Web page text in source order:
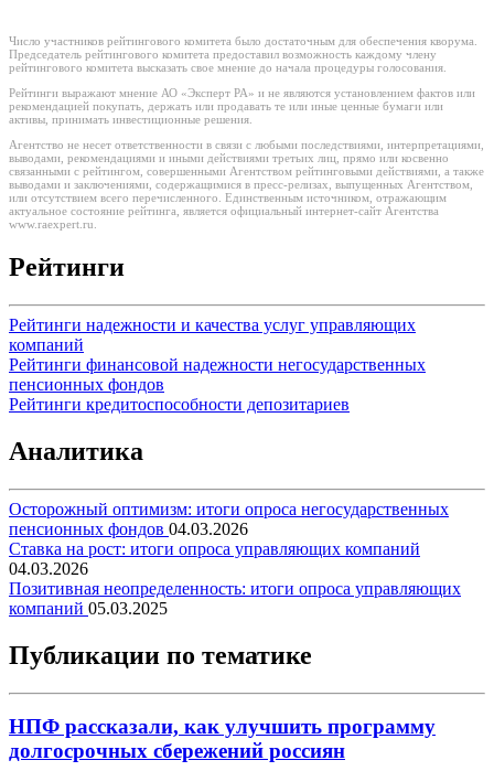
Число участников рейтингового комитета было достаточным для обеспечения кворума.
Председатель рейтингового комитета предоставил возможность каждому члену
рейтингового комитета высказать свое мнение до начала процедуры голосования.
Рейтинги выражают мнение АО «Эксперт РА» и не являются установлением фактов или
рекомендацией покупать, держать или продавать те или иные ценные бумаги или
активы, принимать инвестиционные решения.
Агентство не несет ответственности в связи с любыми последствиями, интерпретациями,
выводами, рекомендациями и иными действиями третьих лиц, прямо или косвенно
связанными с рейтингом, совершенными Агентством рейтинговыми действиями, а также
выводами и заключениями, содержащимися в пресс-релизах, выпущенных Агентством,
или отсутствием всего перечисленного. Единственным источником, отражающим
актуальное состояние рейтинга, является официальный интернет-сайт Агентства
www.raexpert.ru.
Рейтинги
Рейтинги надежности и качества услуг управляющих
компаний
Рейтинги финансовой надежности негосударственных
пенсионных фондов
Рейтинги кредитоспособности депозитариев
Аналитика
Осторожный оптимизм: итоги опроса негосударственных
пенсионных фондов 04.03.2026
Ставка на рост: итоги опроса управляющих компаний
04.03.2026
Позитивная неопределенность: итоги опроса управляющих
компаний 05.03.2025
Публикации по тематике
НПФ рассказали, как улучшить программу
долгосрочных сбережений россиян